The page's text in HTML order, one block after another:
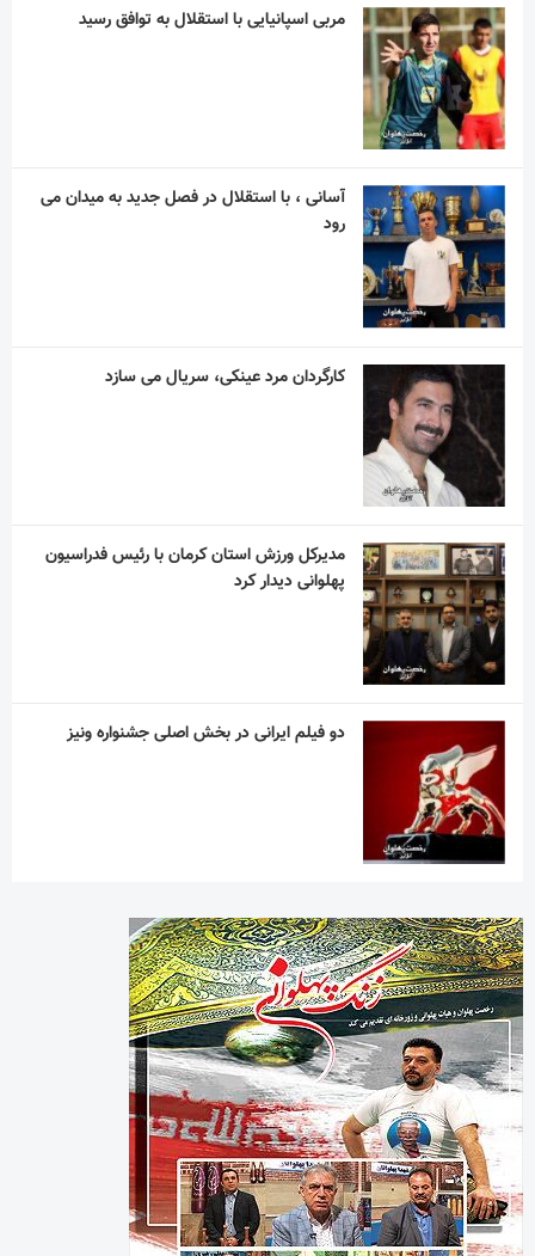
مربی اسپانیایی با استقلال به توافق رسید
آسانی ، با استقلال در فصل جدید به میدان می
رود
کارگردان مرد عینکی، سریال می سازد
مدیرکل ورزش استان کرمان با رئیس فدراسیون
پهلوانی دیدار کرد
دو فیلم ایرانی در بخش اصلی جشنواره ونیز